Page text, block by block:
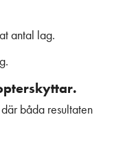
antal lag.
båda resultaten